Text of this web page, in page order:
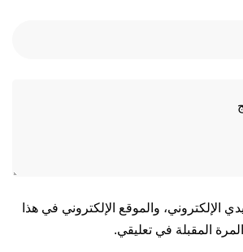
الإلكتروني، والموقع الإلكتروني في هذا
المقبلة في تعليقي.